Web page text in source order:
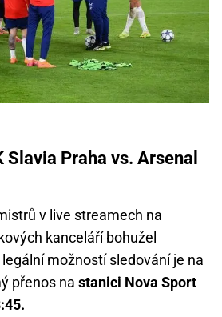
Slavia Praha vs. Arsenal
v live streamech na
kanceláří bohužel
možností sledování je na
přenos na stanici Nova Sport